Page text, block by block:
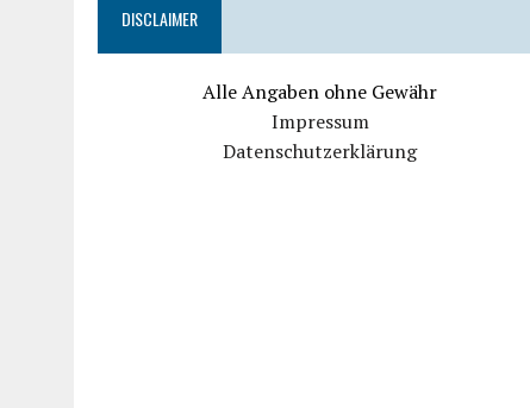
DISCLAIMER
Alle Angaben ohne Gewähr
Impressum
Datenschutzerklärung